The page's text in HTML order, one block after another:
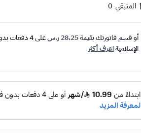
المتبقي 0
أو قسم فاتورتك بقيمة28.25 ر.س على4دفعات
الإسلاميةاعرف أكثر